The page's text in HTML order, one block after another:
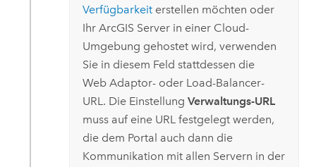
Verfügbarkeiterstellen möchten oder
Ihr ArcGIS Serverin einer Cloud-
Umgebung gehostet wird, verwenden
Sie in diesem Feld stattdessen die
Web Adaptor- oder Load-Balancer-
URL. Die Einstellung Verwaltungs-URL
muss auf eine URL festgelegt werden,
die dem Portal auch dann die
Kommunikation mit allen Servern in der